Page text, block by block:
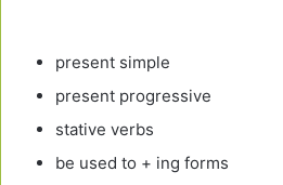
present simple
present progressive
stative verbs
be used to + ing forms